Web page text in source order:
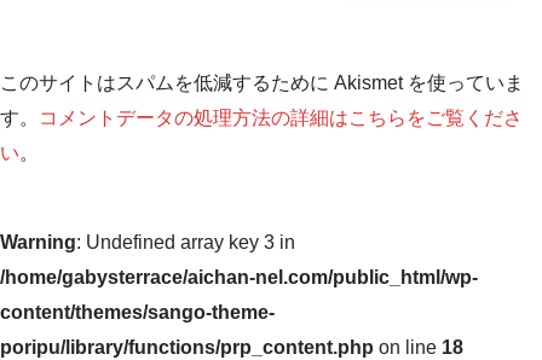
このサイトはスパムを低減するために Akismet を使っていま
す。
コメントデータの処理方法の詳細はこちらをご覧くださ
い。
Warning: Undefined array key 3 in
/home/gabysterrace/aichan-nel.com/public_html/wp-
content/themes/sango-theme-
poripu/library/functions/prp_content.php on line 18